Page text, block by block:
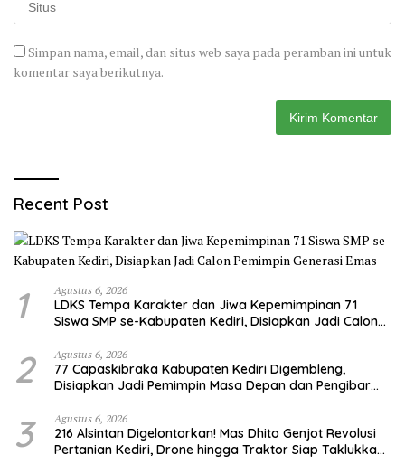
Simpan nama, email, dan situs web saya pada peramban ini untuk
komentar saya berikutnya.
Recent Post
1 Agustus 6, 2026
LDKS Tempa Karakter dan Jiwa Kepemimpinan 71
Siswa SMP se-Kabupaten Kediri, Disiapkan Jadi Calon
2 Agustus 6, 2026
77 Capaskibraka Kabupaten Kediri Digembleng,
Disiapkan Jadi Pemimpin Masa Depan dan Pengibar
3 Agustus 6, 2026
216 Alsintan Digelontorkan! Mas Dhito Genjot Revolusi
Pertanian Kediri, Drone hingga Traktor Siap Taklukkan